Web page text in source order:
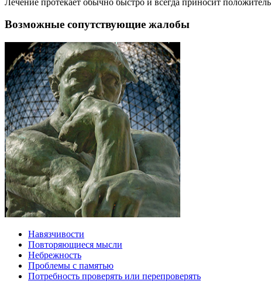
Возможные сопутствующие жалобы
Навязчивости
Повторяющиеся мысли
Небрежность
Проблемы с памятью
Потребность проверять или перепроверять